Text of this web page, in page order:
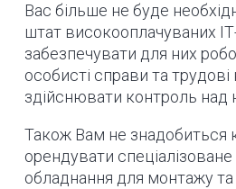
Вас більше не буде
штат високооплачуваних
забезпечувати для них
особисті справи та трудові
здійснювати контроль над
Також Вам не знадобиться
орендувати
обладнання для монтажу та